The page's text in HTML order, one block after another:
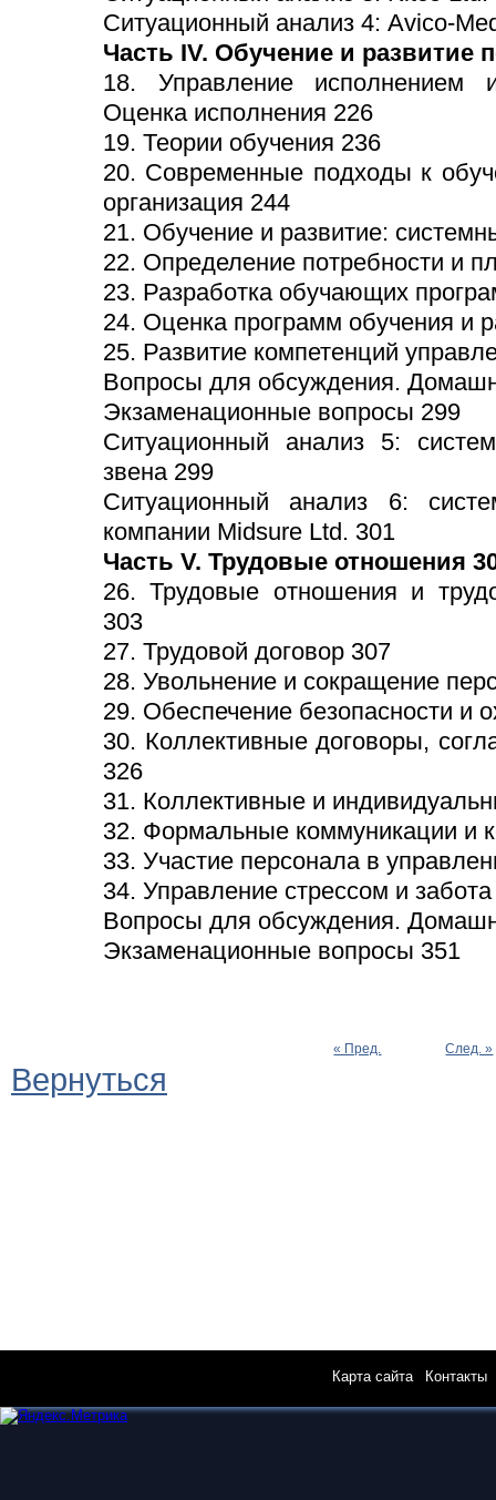
Ситуационный анализ 4: Avico-
Часть IV. Обучение и развитие
18. Управление исполнением
Оценка исполнения 226
19. Теории обучения 236
20. Современные подходы к
организация 244
21. Обучение и развитие:
22. Определение потребности и
23. Разработка обучающих
24. Оценка программ обучения и
25. Развитие компетенций
Вопросы для обсуждения.
Экзаменационные вопросы 299
Ситуационный анализ 5:
звена 299
Ситуационный анализ 6:
компании Midsure Ltd. 301
Часть V. Трудовые отношения
26. Трудовые отношения и
303
27. Трудовой договор 307
28. Увольнение и сокращение
29. Обеспечение безопасности и
30. Коллективные договоры,
326
31. Коллективные и
32. Формальные коммуникации и
33. Участие персонала в
34. Управление стрессом и
Вопросы для обсуждения.
Экзаменационные вопросы 351
« Пред. След. »
Вернуться
Карта сайта| Контакты